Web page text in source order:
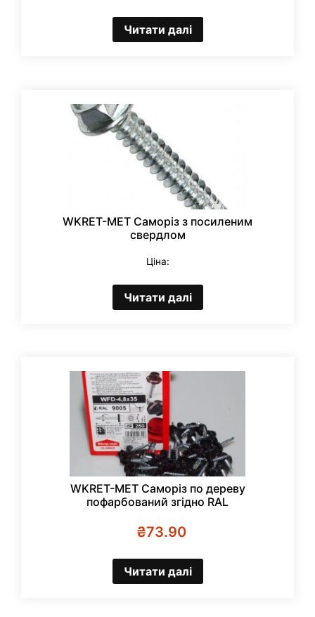
Читати далі
WKRET-MET Саморіз з посиленим
свердлом
Ціна:
Читати далі
WKRET-MET Саморіз по дереву
пофарбований згідно RAL
₴73.90
Читати далі